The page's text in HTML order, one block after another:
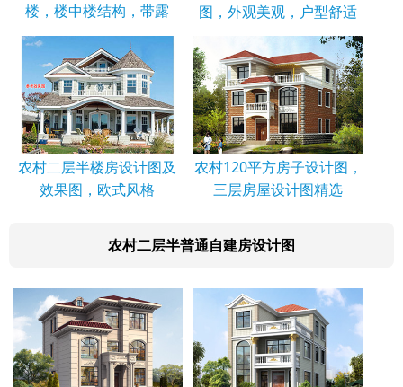
楼，楼中楼结构，带露
图，外观美观，户型舒适
农村二层半楼房设计图及
效果图，欧式风格
农村120平方房子设计图，
三层房屋设计图精选
农村二层半普通自建房设计图